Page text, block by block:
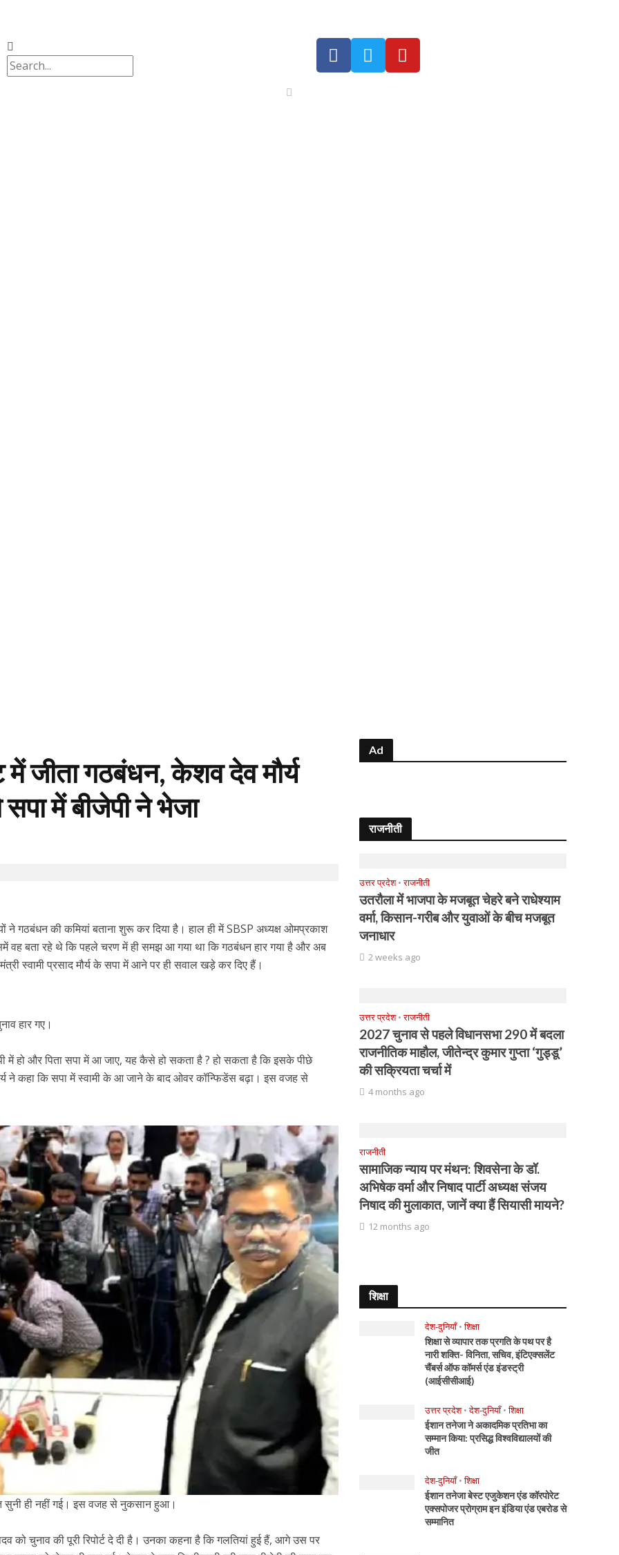
जीता गठबंधन, केशव देव मौर्य
में बीजेपी ने भेजा
ने गठबंधन की कमियां बताना शुरू कर दिया है। हाल ही में SBSP अध्यक्ष ओमप्रकाश
वह बता रहे थे कि पहले चरण में ही समझ आ गया था कि गठबंधन हार गया है और अब
स्वामी प्रसाद मौर्य के सपा में आने पर ही सवाल खड़े कर दिए हैं।
हार गए।
में हो और पिता सपा में आ जाए, यह कैसे हो सकता है ? हो सकता है कि इसके पीछे
ने कहा कि सपा में स्वामी के आ जाने के बाद ओवर कॉन्फिडेंस बढ़ा। इस वजह से
सुनी ही नहीं गई। इस वजह से नुकसान हुआ।
को चुनाव की पूरी रिपोर्ट दे दी है। उनका कहना है कि गलतियां हुई हैं, आगे उस पर
Ad
राजनीती
उत्तर प्रदेश • राजनीती
उतरौला में भाजपा के मजबूत चेहरे बने राधेश्याम
वर्मा, किसान-गरीब और युवाओं के बीच मजबूत
जनाधार
2 weeks ago
उत्तर प्रदेश • राजनीती
2027 चुनाव से पहले विधानसभा 290 में बदला
राजनीतिक माहौल, जीतेन्द्र कुमार गुप्ता ‘गुड्डू’
की सक्रियता चर्चा में
4 months ago
राजनीती
सामाजिक न्याय पर मंथन: शिवसेना के डॉ.
अभिषेक वर्मा और निषाद पार्टी अध्यक्ष संजय
निषाद की मुलाकात, जानें क्या हैं सियासी मायने?
12 months ago
शिक्षा
देश-दुनियाँ • शिक्षा
शिक्षा से व्यापार तक प्रगति के पथ पर है
नारी शक्ति- विनिता, सचिव, इंटिएक्सलेंट
चैंबर्स ऑफ कॉमर्स एंड इंडस्ट्री
(आईसीसीआई)
उत्तर प्रदेश • देश-दुनियाँ • शिक्षा
ईशान तनेजा ने अकादमिक प्रतिभा का
सम्मान किया: प्रसिद्ध विश्वविद्यालयों की
जीत
देश-दुनियाँ • शिक्षा
ईशान तनेजा बेस्ट एजुकेशन एंड कॉरपोरेट
एक्सपोजर प्रोग्राम इन इंडिया एंड एबरोड से
सम्मानित